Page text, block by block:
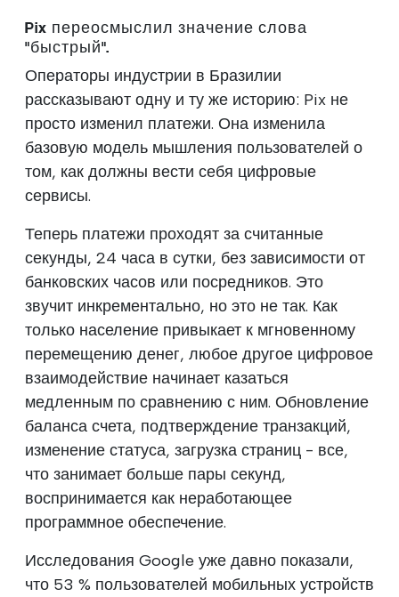
Pix переосмыслил значение слова
"быстрый".
Операторы индустрии в Бразилии
рассказывают одну и ту же историю: Pix не
просто изменил платежи. Она изменила
базовую модель мышления пользователей о
том, как должны вести себя цифровые
сервисы.
Теперь платежи проходят за считанные
секунды, 24 часа в сутки, без зависимости от
банковских часов или посредников. Это
звучит инкрементально, но это не так. Как
только население привыкает к мгновенному
перемещению денег, любое другое цифровое
взаимодействие начинает казаться
медленным по сравнению с ним. Обновление
баланса счета, подтверждение транзакций,
изменение статуса, загрузка страниц - все,
что занимает больше пары секунд,
воспринимается как неработающее
программное обеспечение.
Исследования Google уже давно показали,
что 53 % пользователей мобильных устройств